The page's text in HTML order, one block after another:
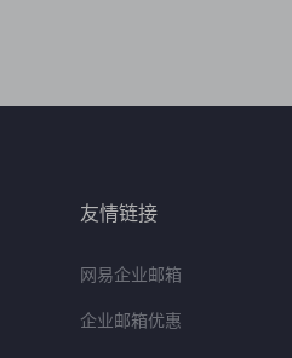
友情链接
网易企业邮箱
企业邮箱优惠